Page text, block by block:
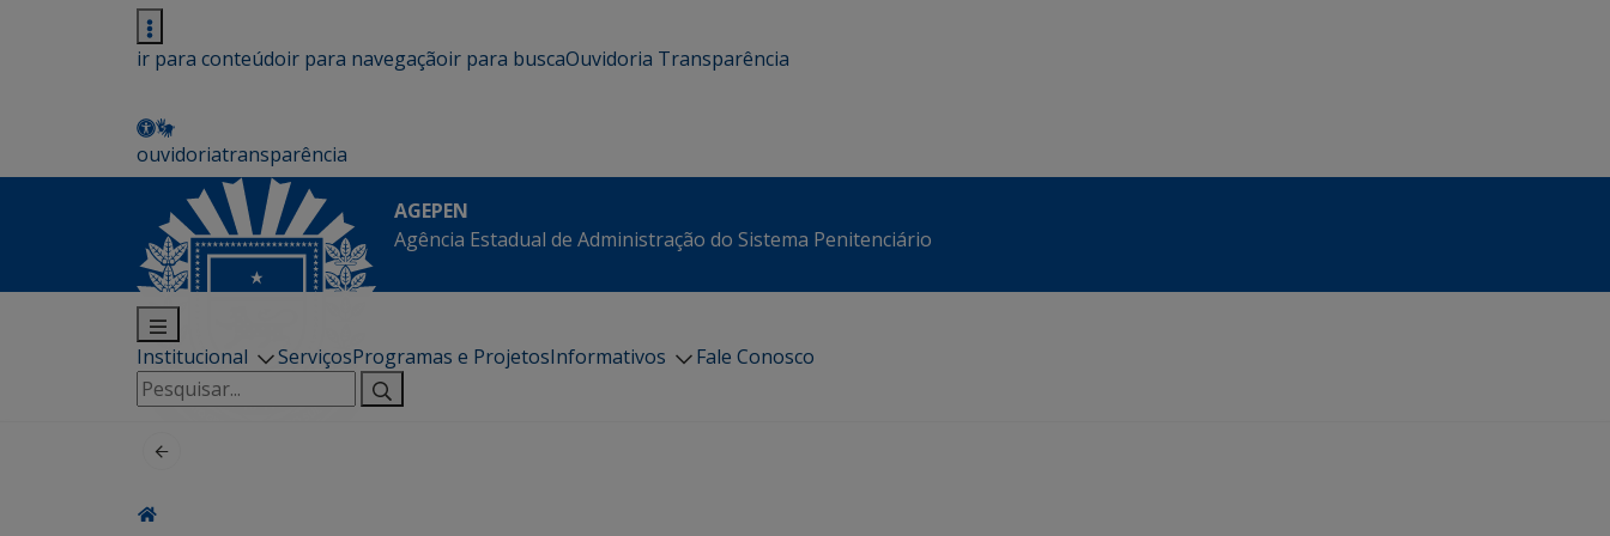
ir para conteúdoir para navegaçãoir para buscaOuvidoria Transparência
ouvidoriatransparência
AGEPEN
Agência Estadual de Administração do Sistema Penitenciário
Institucional ServiçosProgramas e ProjetosInformativos
Fale Conosco
Pesquisar
por: